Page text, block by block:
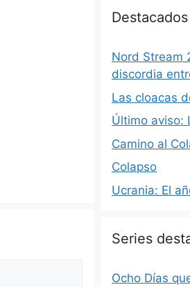
Destacados
Nord Stream
discordia
Las cloacas
Último aviso:
Camino al
Colapso
Ucrania: El
Series
Ocho Días